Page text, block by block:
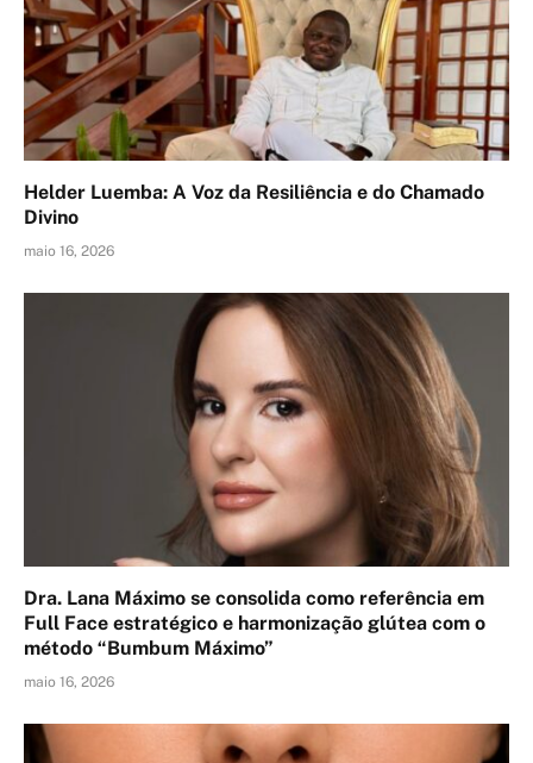
Helder Luemba: A Voz da Resiliência e do Chamado
Divino
maio 16, 2026
Dra. Lana Máximo se consolida como referência em
Full Face estratégico e harmonização glútea com o
método “Bumbum Máximo”
maio 16, 2026